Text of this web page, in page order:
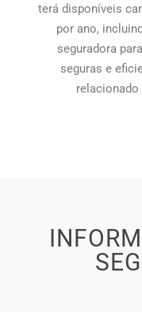
terá disponíveis
por ano,
seguradora
seguras e